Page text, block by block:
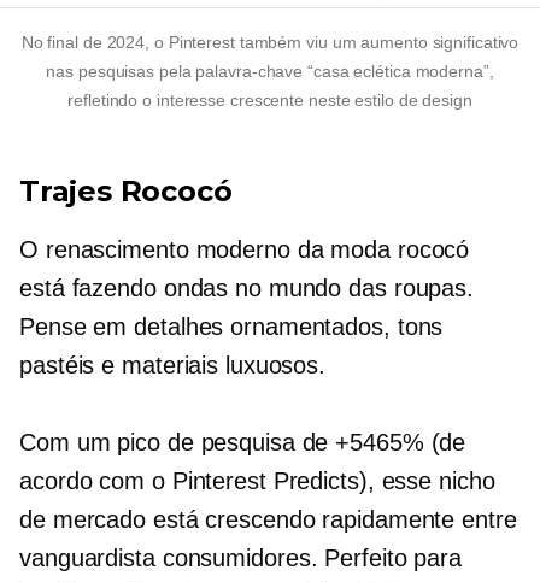
No final de 2024, o Pinterest também viu um aumento significativo
nas pesquisas pela palavra-chave “casa eclética moderna”,
refletindo o interesse crescente neste estilo de design
Trajes Rococó
O renascimento moderno da moda rococó
está fazendo ondas no mundo das roupas.
Pense em detalhes ornamentados, tons
pastéis e materiais luxuosos.
Com um pico de pesquisa de +5465% (de
acordo com o Pinterest Predicts), esse nicho
de mercado está crescendo rapidamente entre
vanguardistaconsumidores. Perfeito para